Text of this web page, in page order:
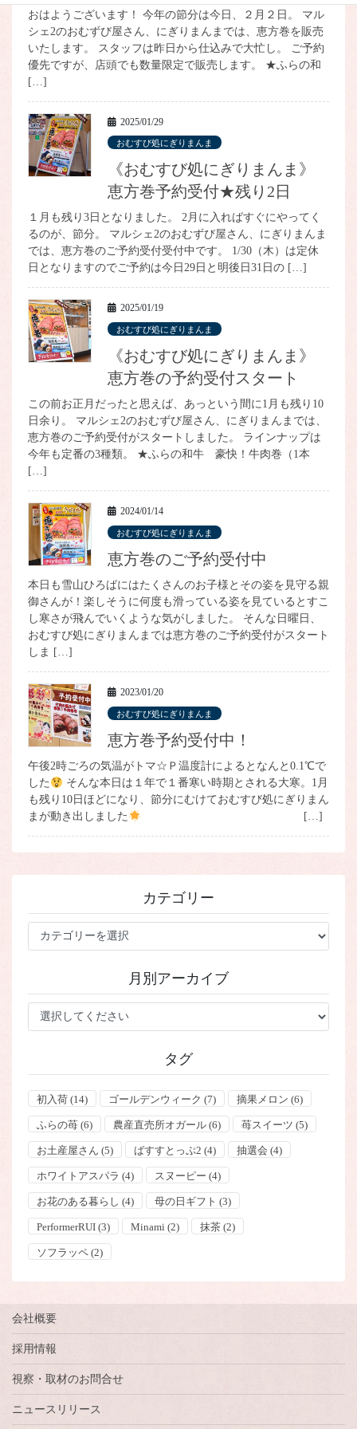
おはようございます！ 今年の節分は今日、２月２日。 マル
シェ2のおむずび屋さん、にぎりまんまでは、恵方巻を販売
いたします。 スタッフは昨日から仕込みで大忙し。 ご予約
優先ですが、店頭でも数量限定で販売します。 ★ふらの和
[…]
2025/01/29
おむすび処にぎりまんま
《おむすび処にぎりまんま》
恵方巻予約受付★残り2日
１月も残り3日となりました。 2月に入ればすぐにやってく
るのが、節分。 マルシェ2のおむずび屋さん、にぎりまんま
では、恵方巻のご予約受付受付中です。 1/30（木）は定休
日となりますのでご予約は今日29日と明後日31日の […]
2025/01/19
おむすび処にぎりまんま
《おむすび処にぎりまんま》
恵方巻の予約受付スタート
この前お正月だったと思えば、あっという間に1月も残り10
日余り。 マルシェ2のおむずび屋さん、にぎりまんまでは、
恵方巻のご予約受付がスタートしました。 ラインナップは
今年も定番の3種類。 ★ふらの和牛 豪快！牛肉巻（1本
[…]
2024/01/14
おむすび処にぎりまんま
恵方巻のご予約受付中
本日も雪山ひろばにはたくさんのお子様とその姿を見守る親
御さんが！楽しそうに何度も滑っている姿を見ているとすこ
し寒さが飛んでいくような気がしました。 そんな日曜日、
おむすび処にぎりまんまでは恵方巻のご予約受付がスタート
しま […]
2023/01/20
おむすび処にぎりまんま
恵方巻予約受付中！
午後2時ごろの気温がトマ☆Ｐ温度計によるとなんと0.1℃で
した
そんな本日は１年で１番寒い時期とされる大寒。1月
も残り10日ほどになり、節分にむけておむすび処にぎりまん
まが動き出しました
[…]
カテゴリー
テ
ー
月別アーカイブ
タグ
初入荷(14) ゴールデンウィーク (7) 摘果メロン (6)
ふらの苺(6) 農産直売所オガール(6) 苺スイーツ (5)
お土産屋さん (5) ばすすとっぷ2 (4) 抽選会 (4)
ホワイトアスパラ (4) スヌーピー (4)
お花のある暮らし (4) 母の日ギフト (3)
PerformerRUI(3) Minami (2) 抹茶(2)
ソフラッペ(2)
会社概要
採用情報
視察・取材のお問合せ
ニュースリリース